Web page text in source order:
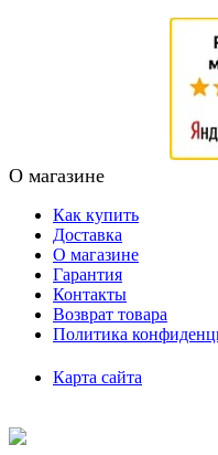
О магазине
Как купить
Доставка
О магазине
Гарантия
Контакты
Возврат товара
Политика
Карта сайта